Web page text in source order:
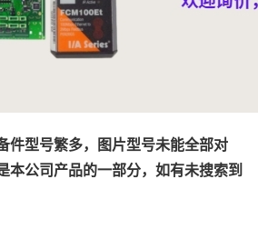
件型号繁多，图片型号未能全部对
本公司产品的一部分，如有未搜索到